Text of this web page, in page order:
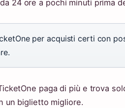
24 ore a pochi minuti prima
per acquisti certi con
paga di più e trova
un biglietto migliore.